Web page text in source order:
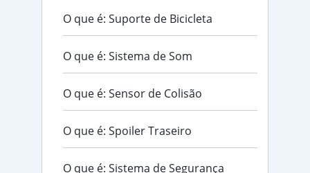
O que é: Suporte de Bicicleta
O que é: Sistema de Som
O que é: Sensor de Colisão
O que é: Spoiler Traseiro
O que é: Sistema de Segurança